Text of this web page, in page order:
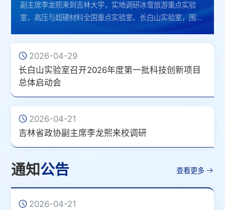
副主席李龙熙来到吉林大学，实地调研冰雪旅游重点实验
室、高压与超硬材料全国重点实验室、长白山实验室，围绕
室负责同志的意见建议。校党委副书记、纪委书记，国家监
委驻吉林大学监察专员胡漫陪同调研。 在冰雪旅游重点实
验室，李龙熙参观智能全季室内滑雪场样机、冰雪柔性可穿
戴装备、数智雪场无人空地协同装备，...
2026-04-29
长白山实验室召开2026年度第一批科技创新项目
总体启动会
2026-04-21
吉林省政协副主席李龙熙来校调研
通知公告 查看更多
2026-04-21